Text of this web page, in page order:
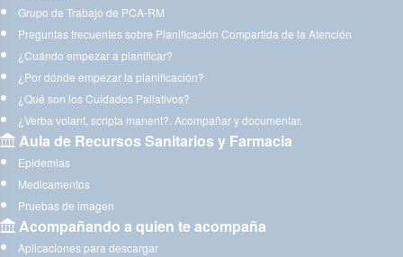
Grupo de Trabajo de PCA-RM
Preguntas frecuentes sobre Planificación Compartida de la Atención
¿Cuándo empezar a planificar?
¿Por dónde empezar la planificación?
¿Qué son los Cuidados Paliativos?
¿Verba volant, scripta manent?. Acompañar y documentar.
Aula de Recursos Sanitarios y Farmacia
Epidemias
Medicamentos
Pruebas de imagen
Acompañando a quien te acompaña
Aplicaciones para descargar